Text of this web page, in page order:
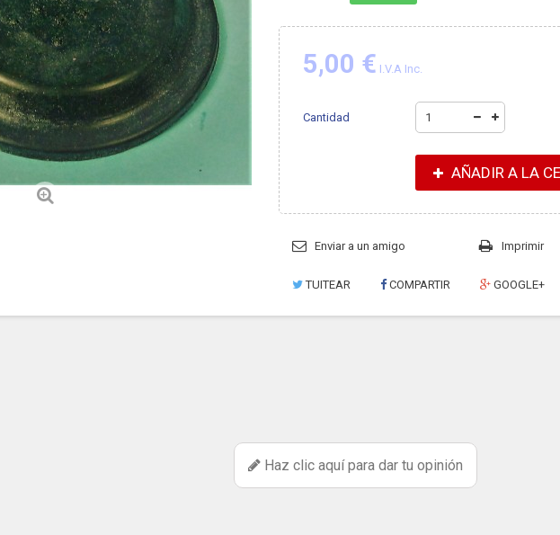
5,00 € I.V.A Inc.
Cantidad
AÑADIR A LA
Enviar a un amigo Imprimir
TUITEAR COMPARTIR GOOGLE+
Haz clic aquí para dar tu opinión